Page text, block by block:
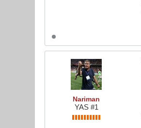
Nariman
YAS #1